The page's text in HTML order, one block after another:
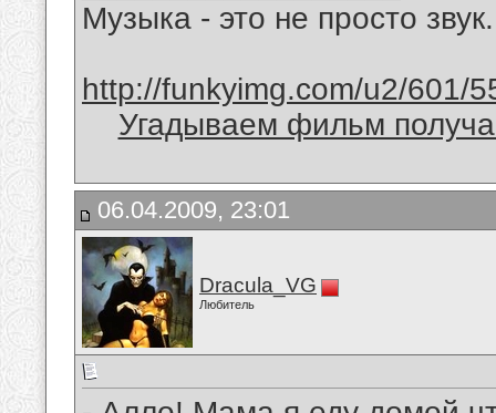
Музыка - это не просто
http://funkyimg.com/u2/601/
Угадываем фильм
06.04.2009, 23:01
Dracula_VG
Любитель